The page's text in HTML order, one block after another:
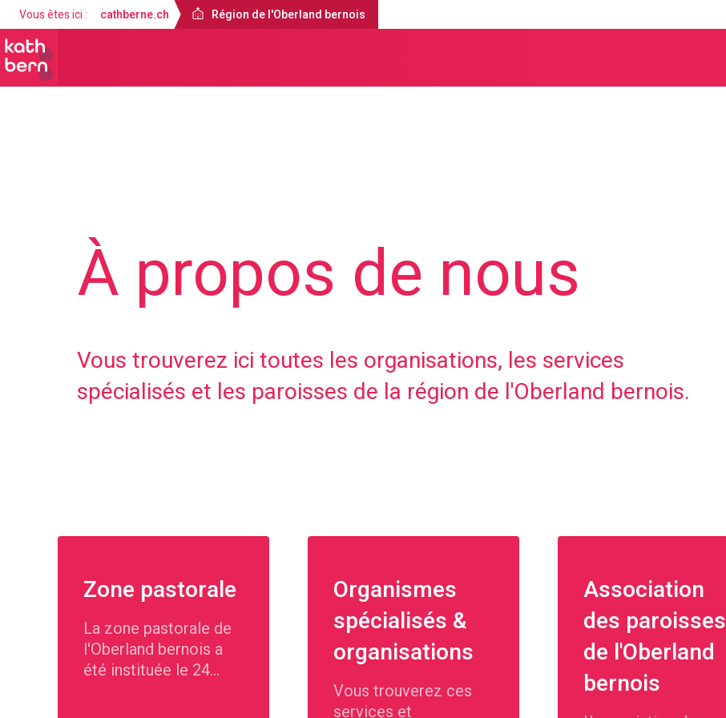
Vous êtes ici : cathberne.ch Région de l'Oberland bernois
À propos de nous
Vous trouverez ici toutes les organisations, les services
spécialisés et les paroisses de la région de l'Oberland bernois.
Zone pastorale
La zone pastorale de
l'Oberland bernois a
été instituée le 24
Organismes
spécialisés &
organisations
Vous trouverez ces
services et
Association
des paroisses
de l'Oberland
bernois